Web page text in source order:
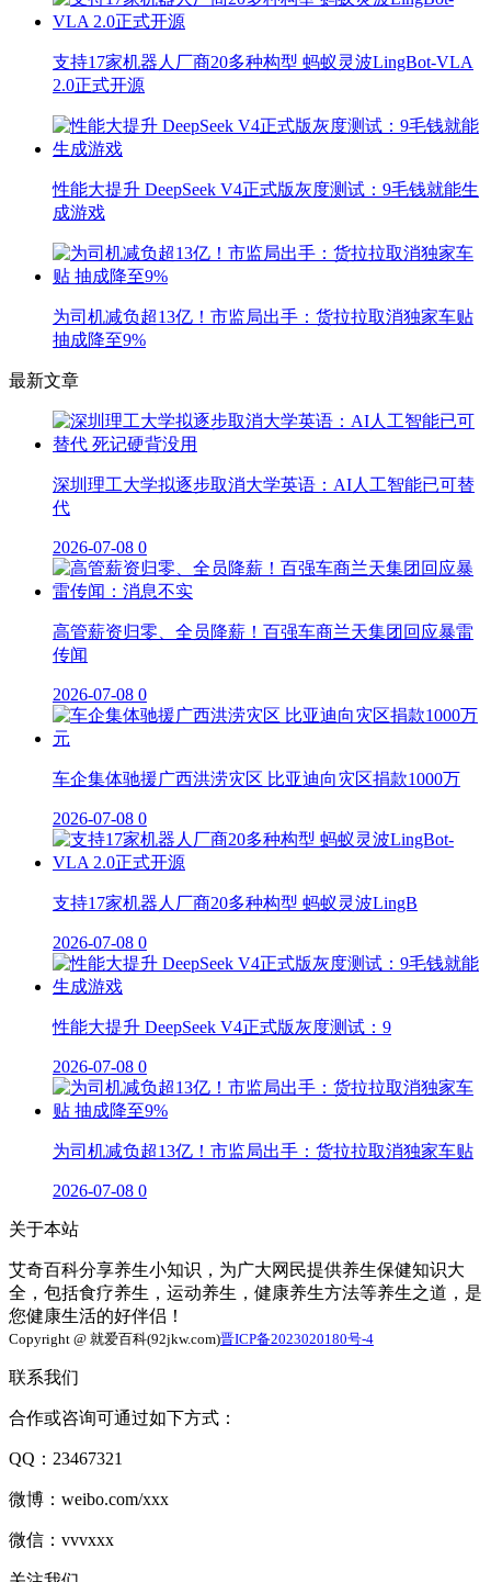
支持17家机器人厂商20多种构型 蚂蚁灵波LingBot-VLA
2.0正式开源
性能大提升 DeepSeek V4正式版灰度测试：9毛钱就能生
成游戏
为司机减负超13亿！市监局出手：货拉拉取消独家车贴
抽成降至9%
最新文章
深圳理工大学拟逐步取消大学英语：AI人工智能已可替
代
2026-07-08 0
高管薪资归零、全员降薪！百强车商兰天集团回应暴雷
传闻
2026-07-08 0
车企集体驰援广西洪涝灾区 比亚迪向灾区捐款1000万
2026-07-08 0
支持17家机器人厂商20多种构型 蚂蚁灵波LingB
2026-07-08 0
性能大提升 DeepSeek V4正式版灰度测试：9
2026-07-08 0
为司机减负超13亿！市监局出手：货拉拉取消独家车贴
2026-07-08 0
关于本站
艾奇百科分享养生小知识，为广大网民提供养生保健知识大
全，包括食疗养生，运动养生，健康养生方法等养生之道，是
您健康生活的好伴侣！
Copyright @ 就爱百科(92jkw.com)晋ICP备2023020180号-4
联系我们
合作或咨询可通过如下方式：
QQ：23467321
微博：weibo.com/xxx
微信：vvvxxx